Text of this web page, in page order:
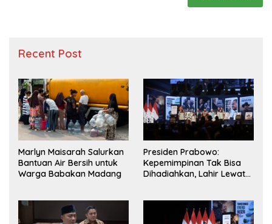
Recent Post
Marlyn Maisarah Salurkan
Bantuan Air Bersih untuk
Warga Babakan Madang
Presiden Prabowo:
Kepemimpinan Tak Bisa
Dihadiahkan, Lahir Lewat